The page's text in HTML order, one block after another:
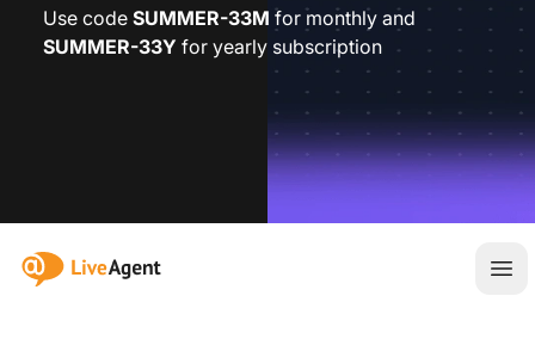
Use code SUMMER-33M for monthly and
SUMMER-33Y for yearly subscription
:site.title